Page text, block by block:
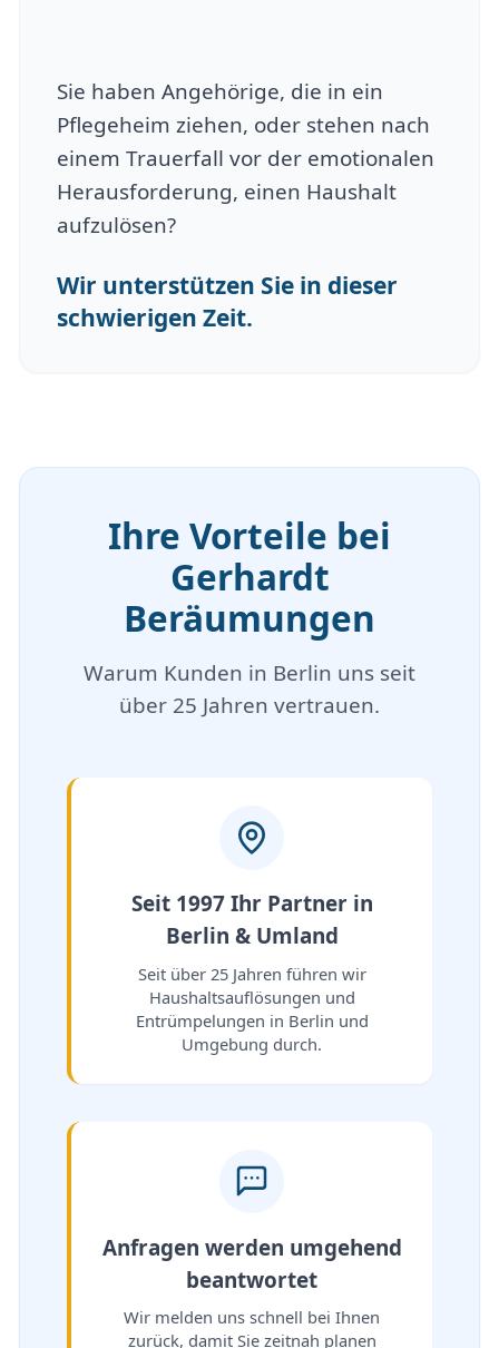
Sie haben Angehörige, die in ein
Pflegeheim ziehen, oder stehen nach
einem Trauerfall vor der emotionalen
Herausforderung, einen Haushalt
aufzulösen?
Wir unterstützen Sie in dieser
schwierigen Zeit.
Ihre Vorteile bei
Gerhardt
Beräumungen
Warum Kunden in Berlin uns seit
über 25 Jahren vertrauen.
Seit 1997 Ihr Partner in
Berlin & Umland
Seit über 25 Jahren führen wir
Haushaltsauflösungen und
Entrümpelungen in Berlin und
Umgebung durch.
Anfragen werden umgehend
beantwortet
Wir melden uns schnell bei Ihnen
zurück, damit Sie zeitnah planen